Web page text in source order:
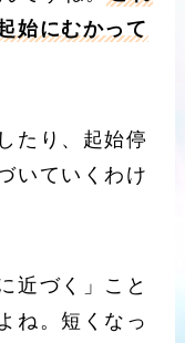
始にむかって
たり、起始停
いていくわけ
近づく」こと
ね。短くなっ